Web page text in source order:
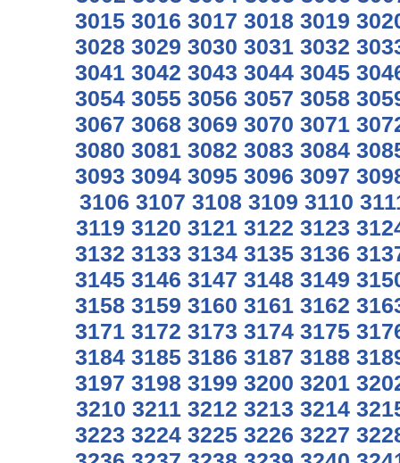
3015 3016 3017 3018 3019
3028 3029 3030 3031 3032
3041 3042 3043 3044 3045
3054 3055 3056 3057 3058
3067 3068 3069 3070 3071
3080 3081 3082 3083 3084
3093 3094 3095 3096 3097
3106 3107 3108 3109 3110
3119 3120 3121 3122 3123
3132 3133 3134 3135 3136
3145 3146 3147 3148 3149
3158 3159 3160 3161 3162
3171 3172 3173 3174 3175
3184 3185 3186 3187 3188
3197 3198 3199 3200 3201
3210 3211 3212 3213 3214
3223 3224 3225 3226 3227